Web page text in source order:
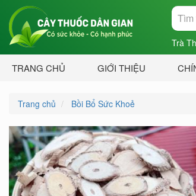
Trà
TRANG CHỦ GIỚI THIỆU
Trang chủ Bồi Bổ Sức Khoẻ